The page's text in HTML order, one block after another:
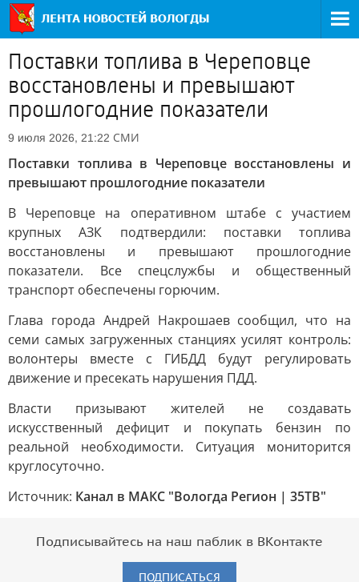
Поставки топлива в Череповце
восстановлены и превышают
прошлогодние показатели
9 июля 2026, 21:22 СМИ
Поставки топлива в Череповце восстановлены и
превышают прошлогодние показатели
В Череповце на оперативном штабе с участием
крупных АЗК подтвердили: поставки топлива
восстановлены и превышают прошлогодние
показатели. Все спецслужбы и общественный
транспорт обеспечены горючим.
Глава города Андрей Накрошаев сообщил, что на
семи самых загруженных станциях усилят контроль:
волонтеры вместе с ГИБДД будут регулировать
движение и пресекать нарушения ПДД.
Власти призывают жителей не создавать
искусственный дефицит и покупать бензин по
реальной необходимости. Ситуация мониторится
круглосуточно.
Источник: Канал в МАКС "Вологда Регион | 35ТВ"
Подписывайтесь на наш паблик в ВКонтакте
ПОДПИСАТЬСЯ